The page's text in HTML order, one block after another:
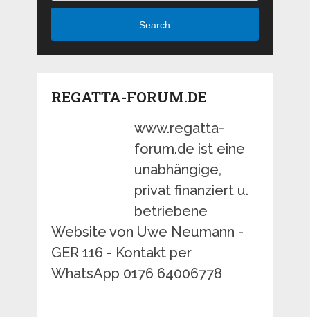
Search
REGATTA-FORUM.DE
www.regatta-
forum.de ist eine
unabhängige,
privat finanziert u.
betriebene
Website von Uwe Neumann -
GER 116 - Kontakt per
WhatsApp 0176 64006778